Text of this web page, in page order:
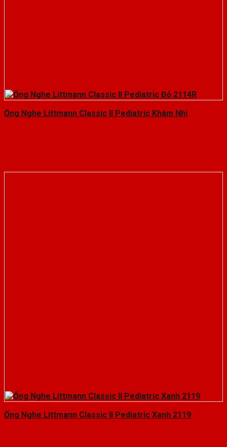
Ống Nghe Littmann Classic II Pediatric Khám Nhi
Ống Nghe Littmann Classic II Pediatric Xanh 2119